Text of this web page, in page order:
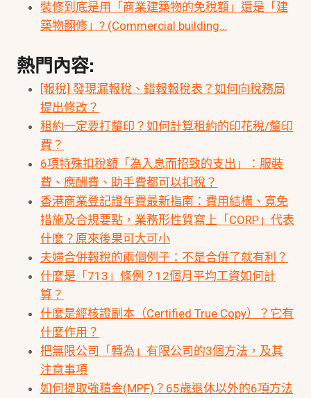
裝修到底是用「商業建築物的免稅額」還是「建
築物翻修」? (Commercial building…
熱門內容:
[報稅] 發現漏報稅、錯報報稅表？如何向稅務局
提出修改？
租約一定要打釐印？如何計算租約的印花稅/釐印
費？
6項特殊扣稅額「為入息而招致的支出」：服裝
費、應酬費、助手費都可以扣稅？
香港商業登記證年費最新指南：費用結構、寬免
措施及合規要點，業務形性質寫上「CORP」代表
什麼？原來後果可大可小
夫婦合併報稅的兩個例子：不是合併了就有利？
什麼是「713」條例？12個月平均工資如何計
算？
什麼是經核證副本（Certified True Copy）？它有
什麼作用？
把無限公司「轉為」有限公司的3個方法，及其
注意事項
如何提取強積金(MPF)？65歲退休以外的6項方法